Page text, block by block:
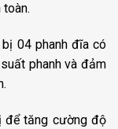
bị 04 phanh đĩa có
phanh và đảm
để tăng cường độ